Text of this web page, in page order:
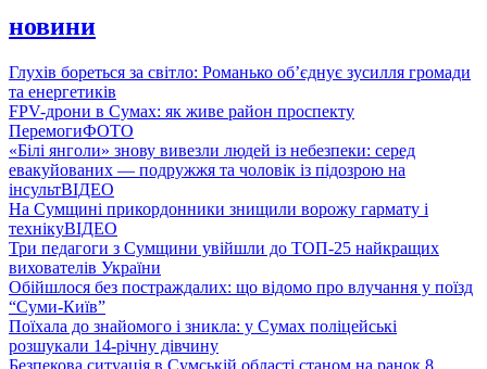
новини
Глухів бореться за світло: Романько об’єднує зусилля громади
та енергетиків
FPV-дрони в Сумах: як живе район проспекту
ПеремогиФОТО
«Білі янголи» знову вивезли людей із небезпеки: серед
евакуйованих — подружжя та чоловік із підозрою на
інсультВІДЕО
На Сумщині прикордонники знищили ворожу гармату і
технікуВІДЕО
Три педагоги з Сумщини увійшли до ТОП-25 найкращих
вихователів України
Обійшлося без постраждалих: що відомо про влучання у поїзд
“Суми-Київ”
Поїхала до знайомого і зникла: у Сумах поліцейські
розшукали 14-річну дівчину
Безпекова ситуація в Сумській області станом на ранок 8